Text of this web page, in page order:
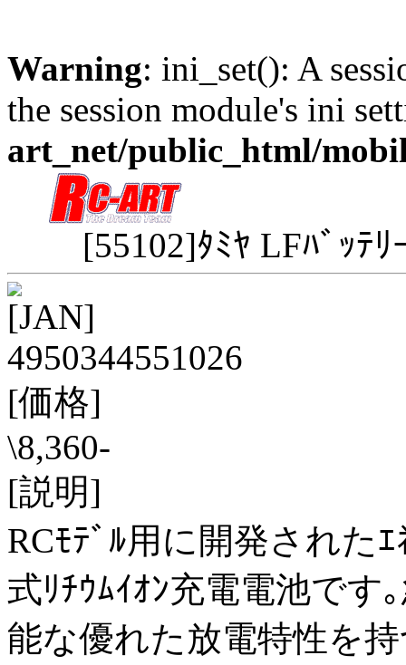
Warning: ini_set(): A
the session module's ini
art_net/public_html/
[55102]ﾀﾐﾔ LFﾊﾞｯﾃﾘ
[JAN]
4950344551026
[価格]
\8,360-
[説明]
RCﾓﾃﾞﾙ用に開発された
式ﾘﾁｳﾑｲｵﾝ充電電池です
能な優れた放電特性を